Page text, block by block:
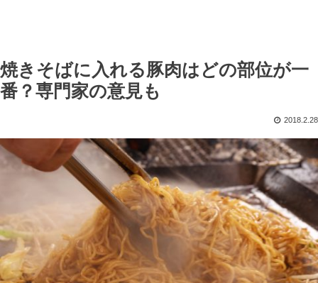
焼きそばに入れる豚肉はどの部位が一
番？専門家の意見も
2018.2.28